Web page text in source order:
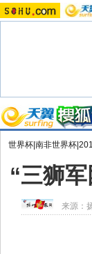
世界杯|南非世界杯
“三狮
来源：